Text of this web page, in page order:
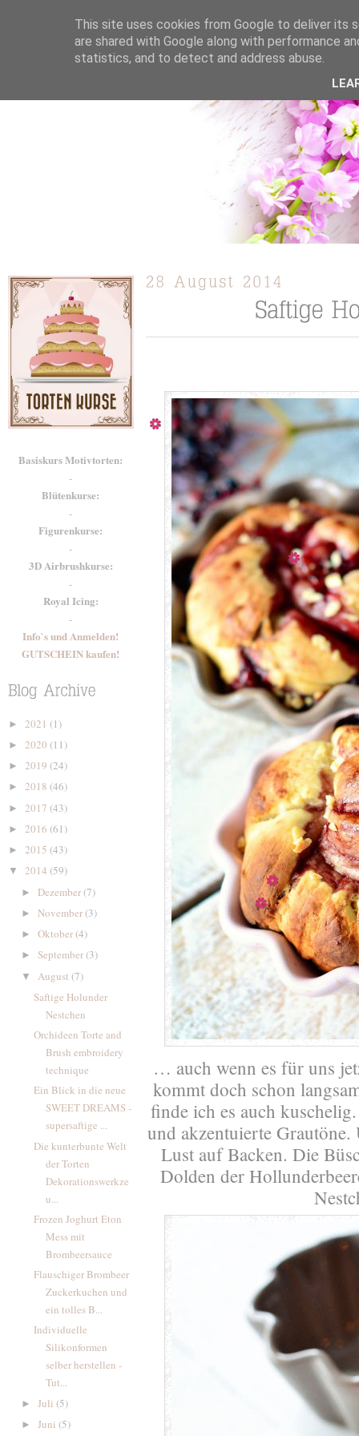
ÜBER MICH KOOPERATION TORTEN / KUCHEN /
Basiskurs Motivtorten:
-
Blütenkurse:
-
Figurenkurse:
-
3D Airbrushkurse:
-
Royal Icing:
-
Info`s und Anmelden!
GUTSCHEIN kaufen!
► 2021 (1)
► 2020 (11)
► 2019 (24)
► 2018 (46)
► 2017 (43)
► 2016 (61)
► 2015 (43)
▼ 2014 (59)
► Dezember(7)
► November(3)
► Oktober(4)
► September(3)
▼ August (7)
Saftige Holunder
Nestchen
Orchideen Torte and
Brush embroidery
technique
Ein Blick in die neue
SWEET DREAMS -
supersaftige ...
Die kunterbunte Welt
der Torten
Dekorationswerkze
u...
Frozen Joghurt Eton
Mess mit
Brombeersauce
Flauschiger Brombeer
Zuckerkuchen und
ein tolles B...
Individuelle
Silikonformen
selber herstellen -
Tut...
► Juli (5)
► Juni (5)
… auch wenn es für uns
kommt doch schon
finde ich es auch
und akzentuierte
Lust auf Backen. Die
Dolden der
This site uses cookies from Google to deliver its
are shared with Google along with performance
statistics, and to detect and address abuse.